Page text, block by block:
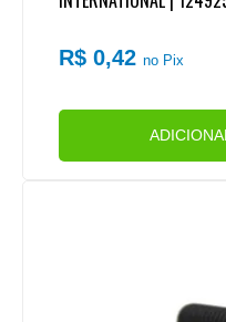
R$ 0,42no Pix